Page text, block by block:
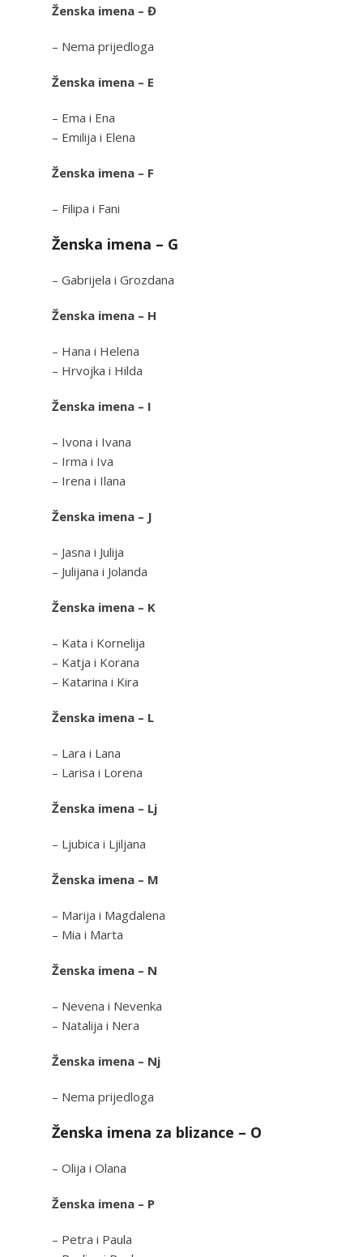
Ženska imena – Đ
– Nema prijedloga
Ženska imena – E
– Ema i Ena
– Emilija i Elena
Ženska imena – F
– Filipa i Fani
Ženska imena – G
– Gabrijela i Grozdana
Ženska imena – H
– Hana i Helena
– Hrvojka i Hilda
Ženska imena – I
– Ivona i Ivana
– Irma i Iva
– Irena i Ilana
Ženska imena – J
– Jasna i Julija
– Julijana i Jolanda
Ženska imena – K
– Kata i Kornelija
– Katja i Korana
– Katarina i Kira
Ženska imena – L
– Lara i Lana
– Larisa i Lorena
Ženska imena – Lj
– Ljubica i Ljiljana
Ženska imena – M
– Marija i Magdalena
– Mia i Marta
Ženska imena – N
– Nevena i Nevenka
– Natalija i Nera
Ženska imena – Nj
– Nema prijedloga
Ženska imena za blizance – O
– Olija i Olana
Ženska imena – P
– Petra i Paula